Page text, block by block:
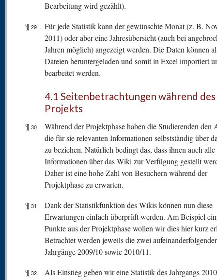
Bearbeitung wird gezählt).
¶ 29
Für jede Statistik kann der gewünschte Monat (z. B.
2011) oder aber eine Jahresübersicht (auch bei
Jahren möglich) angezeigt werden. Die Daten können
Dateien heruntergeladen und somit in Excel importiert
bearbeitet werden.
4.1 Seitenbetrachtungen während des
Projekts
¶ 30
Während der Projektphase haben die Studierenden den
die für sie relevanten Informationen selbstständig über
zu beziehen. Natürlich bedingt das, dass ihnen auch alle
Informationen über das Wiki zur Verfügung gestellt
Daher ist eine hohe Zahl von Besuchern während der
Projektphase zu erwarten.
¶ 31
Dank der Statistikfunktion des Wikis können nun diese
Erwartungen einfach überprüft werden. Am Beispiel
Punkte aus der Projektphase wollen wir dies hier kurz
Betrachtet werden jeweils die zwei
Jahrgänge 2009/10 sowie 2010/11.
¶ 32
Als Einstieg geben wir eine Statistik des Jahrgangs